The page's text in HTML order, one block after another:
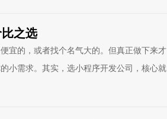
之选
宜的，或者找个名气大的。但真正做下来才
小需求。其实，选小程序开发公司，核心就